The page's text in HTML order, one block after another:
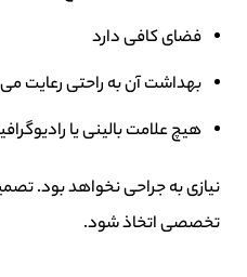
فضای کافی دارد
بهداشت آن به راحتی رعایت
هیچ علامت بالینی یا
نیازی به جراحی نخواهد بود.
تخصصی اتخاذ شود.